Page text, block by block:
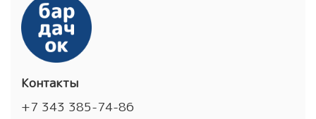
Контакты
+7 343 385-74-86